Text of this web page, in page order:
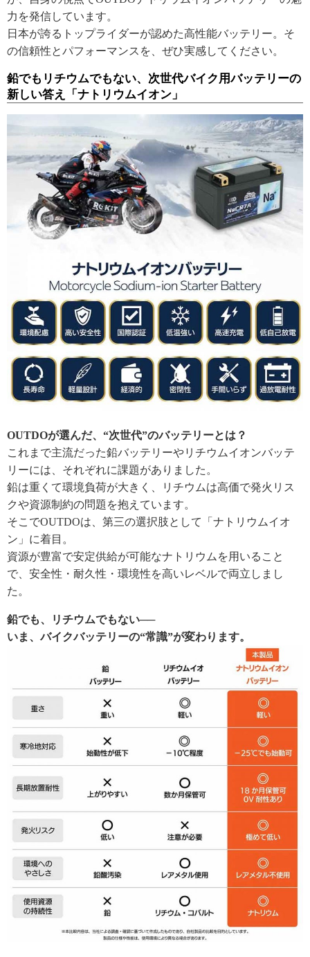
力を発信しています。
日本が誇るトップライダーが認めた高性能バッテリー。そ
の信頼性とパフォーマンスを、ぜひ実感してください。
鉛でもリチウムでもない、次世代バイク用バッテリーの
新しい答え「ナトリウムイオン」
OUTDOが選んだ、“次世代”のバッテリーとは？
これまで主流だった鉛バッテリーやリチウムイオンバッテ
リーには、それぞれに課題がありました。
鉛は重くて環境負荷が大きく、リチウムは高価で発火リス
クや資源制約の問題を抱えています。
そこでOUTDOは、第三の選択肢として「ナトリウムイオ
ン」に着目。
資源が豊富で安定供給が可能なナトリウムを用いること
で、安全性・耐久性・環境性を高いレベルで両立しまし
た。
鉛でも、リチウムでもない──
いま、バイクバッテリーの“常識”が変わります。